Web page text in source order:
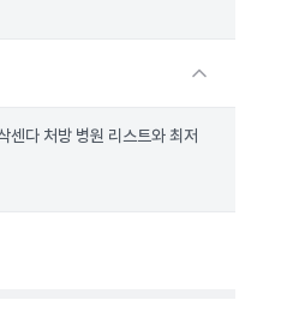
센다 처방 병원 리스트와 최저